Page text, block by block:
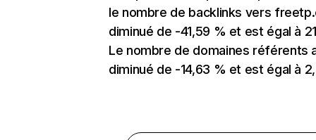
le nombre de backlinks vers
diminué de -41,59 % et est égal à
Le nombre de domaines référents
diminué de -14,63 % et est égal à